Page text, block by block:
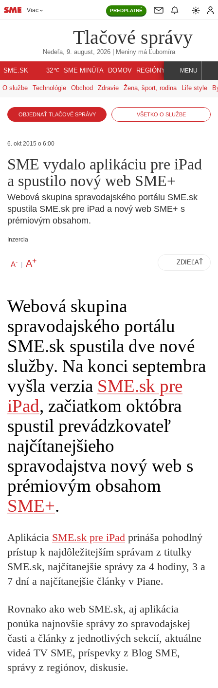
Viac PREDPLATNÉ
Tlačové správy
Nedeľa, 9. august, 2026 | Meniny má Ľubomíra
SME.SK 32℃ SME MINÚTA DOMOV REGIÓNY INDEX SVET
MENU
O službe Technológie Obchod Zdravie Žena, šport, rodina Life style
OBJEDNAŤ TLAČOVÉ SPRÁVY VŠETKO O SLUŽBE
6. okt 2015 o 6:00
SME vydalo aplikáciu pre iPad
a spustilo nový web SME+
Webová skupina spravodajského portálu SME.sk
spustila SME.sk pre iPad a nový web SME+ s
prémiovým obsahom.
Inzercia
A- | A+ ZDIEĽAŤ
Webová skupina
spravodajského portálu
SME.sk spustila dve nové
služby. Na konci septembra
vyšla verzia SME.sk pre
iPad, začiatkom októbra
spustil prevádzkovateľ
najčítanejšieho
spravodajstva nový web s
prémiovým obsahom
SME+.
Aplikácia SME.sk pre iPad prináša pohodlný
prístup k najdôležitejším správam z titulky
SME.sk, najčítanejšie správy za 4 hodiny, 3 a
7 dní a najčítanejšie články v Piane.
Rovnako ako web SME.sk, aj aplikácia
ponúka najnovšie správy zo spravodajskej
časti a články z jednotlivých sekcií, aktuálne
videá TV SME, príspevky z Blog SME,
správy z regiónov, diskusie.